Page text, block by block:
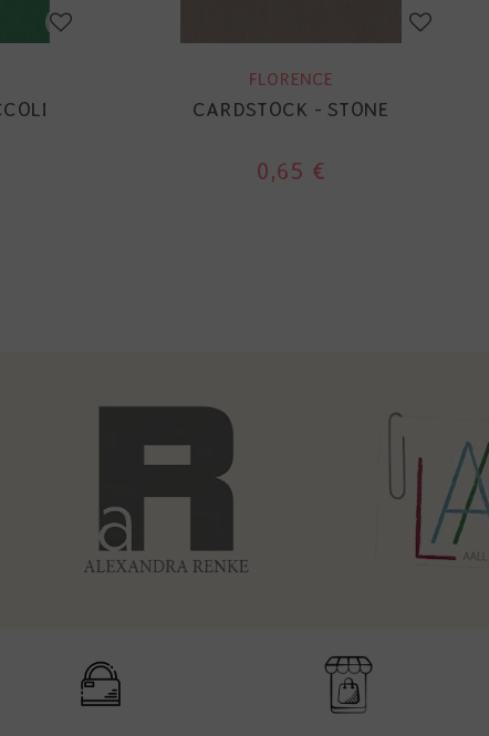
FLORENCE
CARDSTOCK - STONE
0,65 €